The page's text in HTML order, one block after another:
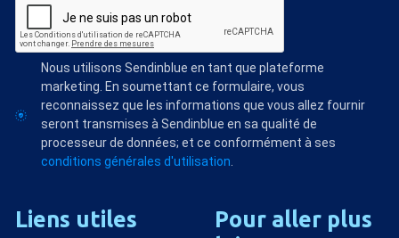
Nous utilisons Sendinblue en tant que plateforme
marketing. En soumettant ce formulaire, vous
reconnaissez que les informations que vous allez fournir
seront transmises à Sendinblue en sa qualité de
processeur de données; et ce conformément à ses
conditions générales d'utilisation.
Liens utiles Pour aller plus